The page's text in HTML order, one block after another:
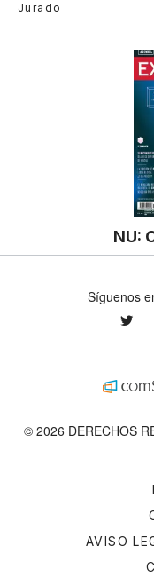
Jurado
NU:
AVISO
Síguenos
© 2026 DERECHOS